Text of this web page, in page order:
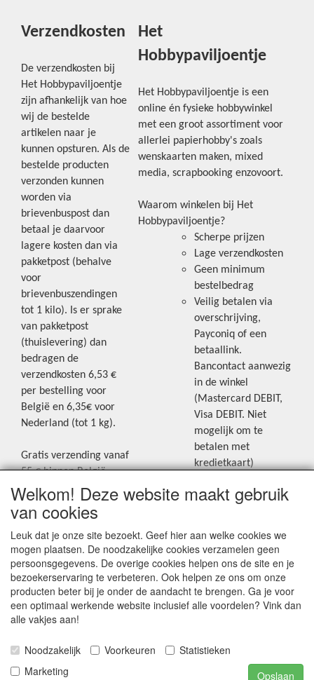
Verzendkosten
De verzendkosten bij
Het Hobbypaviljoentje
zijn afhankelijk van hoe
wij de bestelde
artikelen naar je
kunnen opsturen. Als de
bestelde producten
verzonden kunnen
worden via
brievenbuspost dan
betaal je daarvoor
lagere kosten dan via
pakketpost (behalve
voor
brievenbuszendingen
tot 1 kilo). Is er sprake
van pakketpost
(thuislevering) dan
bedragen de
verzendkosten 6,53 €
per bestelling voor
België en 6,35€ voor
Nederland (tot 1 kg).
Gratis verzending vanaf
55 € binnen België.
Gratis verzending vanaf
65 € naar Nederland.
Levering andere
landen: geen gratis
verzending, portkosten
worden aangerekend.
Zie voor een overzicht
van alle verzendkosten
"Verzendkosten" op de
homepagina.
Het
Hobbypaviljoentje
Het Hobbypaviljoentje is een
online én fysieke hobbywinkel
met een groot assortiment voor
allerlei papierhobby's zoals
wenskaarten maken, mixed
media, scrapbooking enzovoort.
Waarom winkelen bij Het
Hobbypaviljoentje?
Scherpe prijzen
Lage verzendkosten
Geen minimum
bestelbedrag
Veilig betalen via
overschrijving,
Payconiq of een
betaallink.
Bancontact aanwezig
in de winkel
(Mastercard DEBIT,
Visa DEBIT. Niet
mogelijk om te
betalen met
kredietkaart)
Blijf op de hoogte van de laatste
onze Facebookpagina.
Welkom! Deze website maakt gebruik
van cookies
Leuk dat je onze site bezoekt. Geef hier aan welke cookies we
mogen plaatsen. De noodzakelijke cookies verzamelen geen
persoonsgegevens. De overige cookies helpen ons de site en je
bezoekerservaring te verbeteren. Ook helpen ze ons om onze
producten beter bij je onder de aandacht te brengen. Ga je voor
een optimaal werkende website inclusief alle voordelen? Vink dan
alle vakjes aan!
Noodzakelijk Voorkeuren
Statistieken
Marketing
Opslaan